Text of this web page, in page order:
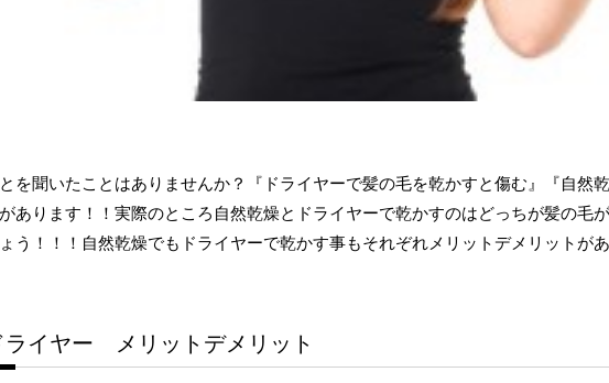
を聞いたことはありませんか？『ドライヤーで髪の毛を乾かすと傷む』『自然
あります！！実際のところ自然乾燥とドライヤーで乾かすのはどっちが髪の毛
う！！！自然乾燥でもドライヤーで乾かす事もそれぞれメリットデメリットが
ライヤー メリットデメリット